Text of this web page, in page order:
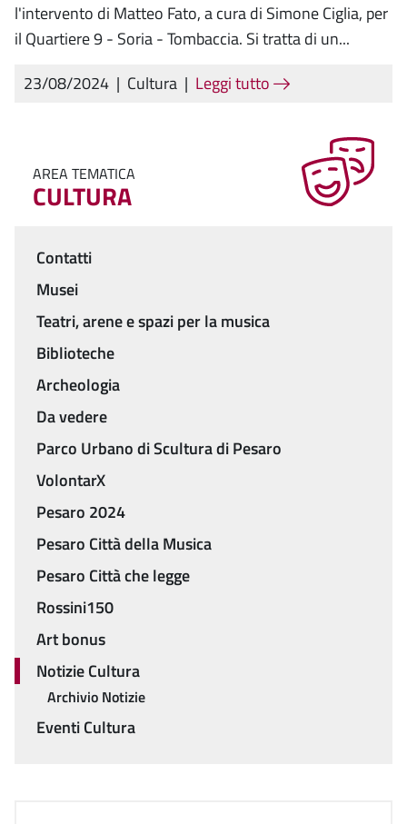
l'intervento di Matteo Fato, a cura di Simone Ciglia, per
il Quartiere 9 - Soria - Tombaccia. Si tratta di un...
23/08/2024 | Cultura | Leggi tutto
AREA TEMATICA
CULTURA
Menu
Contatti
Musei
Teatri, arene e spazi per la musica
Biblioteche
Archeologia
Da vedere
Parco Urbano di Scultura di Pesaro
VolontarX
Pesaro 2024
Pesaro Città della Musica
Pesaro Città che legge
Rossini150
Art bonus
Notizie Cultura
Archivio Notizie
Eventi Cultura